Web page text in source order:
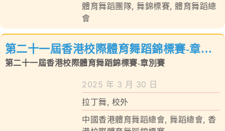
體育舞蹈團隊,舞錦標賽,體育舞蹈總
會
第二十一屆香港校際體育舞蹈錦標賽-章別
賽
第二十一屆香港校際體育舞蹈錦標賽-章別賽
2025 年 3 月 30 日
拉丁舞, 校外
中國香港體育舞蹈總會,舞蹈總會,香